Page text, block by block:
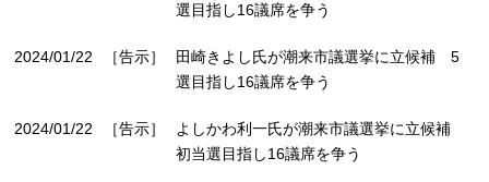
選目指し16議席を争う
2024/01/22 ［告示］
田崎きよし氏が潮来市議選挙に立候補 5
選目指し16議席を争う
2024/01/22 ［告示］
よしかわ利一氏が潮来市議選挙に立候補
初当選目指し16議席を争う